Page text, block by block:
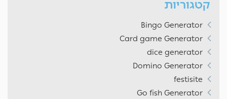
קטגוריות
Bingo Generator
Card game Generator
dice generator
Domino Generator
festisite
Go fish Generator